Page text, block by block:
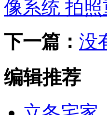
像系统 拍
下一篇： 没
编辑推荐